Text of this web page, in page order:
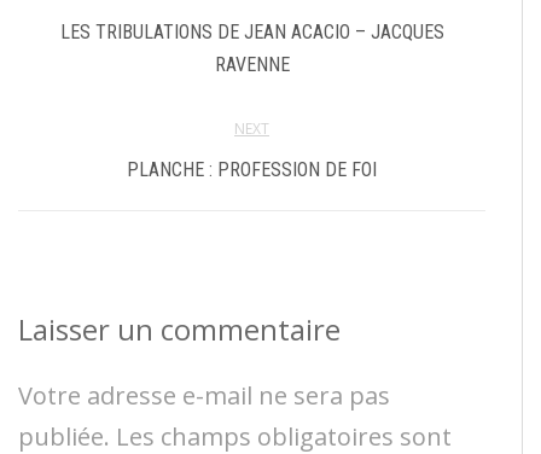
LES TRIBULATIONS DE JEAN ACACIO – JACQUES
RAVENNE
NEXT
PLANCHE : PROFESSION DE FOI
Laisser un commentaire
Votre adresse e-mail ne sera pas
publiée. Les champs obligatoires sont